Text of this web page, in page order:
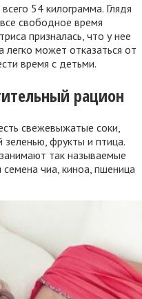
54 килограмма. Глядя
свободное время
призналась, что у нее
легко может отказаться от
время с детьми.
рацион
свежевыжатые соки,
фрукты и птица.
так называемые
чиа, киноа, пшеница